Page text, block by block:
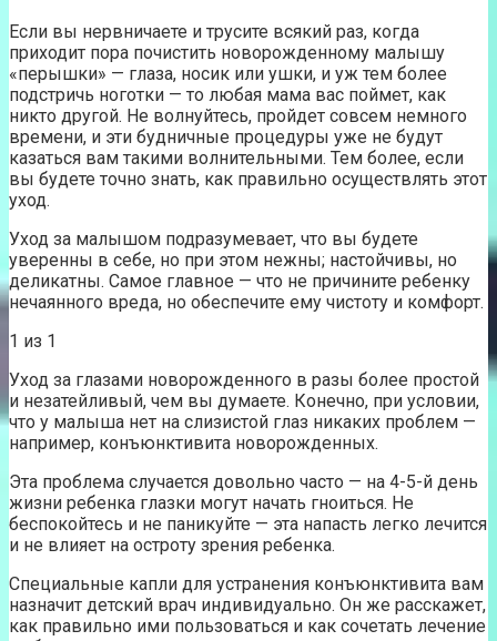
Если вы нервничаете и трусите всякий раз, когда
приходит пора почистить новорожденному малышу
«перышки» — глаза, носик или ушки, и уж тем более
подстричь ноготки — то любая мама вас поймет, как
никто другой. Не волнуйтесь, пройдет совсем немного
времени, и эти будничные процедуры уже не будут
казаться вам такими волнительными. Тем более, если
вы будете точно знать, как правильно осуществлять этот
уход.
Уход за малышом подразумевает, что вы будете
уверенны в себе, но при этом нежны; настойчивы, но
деликатны. Самое главное — что не причините ребенку
нечаянного вреда, но обеспечите ему чистоту и комфорт.
1 из 1
Уход за глазами новорожденного в разы более простой
и незатейливый, чем вы думаете. Конечно, при условии,
что у малыша нет на слизистой глаз никаких проблем —
например, конъюнктивита новорожденных.
Эта проблема случается довольно часто — на 4-5-й день
жизни ребенка глазки могут начать гноиться. Не
беспокойтесь и не паникуйте — эта напасть легко лечится
и не влияет на остроту зрения ребенка.
Специальные капли для устранения конъюнктивита вам
назначит детский врач индивидуально. Он же расскажет,
как правильно ими пользоваться и как сочетать лечение